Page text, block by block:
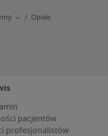
Zmień miasto
Opole
pacjentów
profesjonalistów